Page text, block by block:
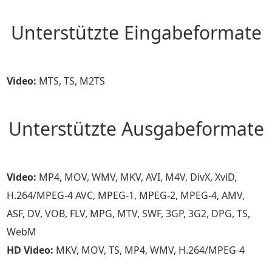
Unterstützte Eingabeformate
Video: MTS, TS, M2TS
Unterstützte Ausgabeformate
Video: MP4, MOV, WMV, MKV, AVI, M4V, DivX, XviD,
H.264/MPEG-4 AVC, MPEG-1, MPEG-2, MPEG-4, AMV,
ASF, DV, VOB, FLV, MPG, MTV, SWF, 3GP, 3G2, DPG, TS,
WebM
HD Video: MKV, MOV, TS, MP4, WMV, H.264/MPEG-4